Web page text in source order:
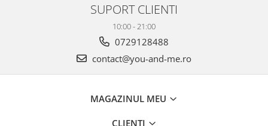
SUPORT CLIENTI
10:00 - 21:00
0729128488
contact@you-and-me.ro
MAGAZINUL MEU
CLIENTI